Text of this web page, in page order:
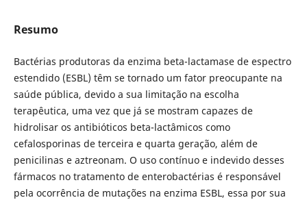
Resumo
Bactérias produtoras da enzima beta-lactamase de espectro
estendido (ESBL) têm se tornado um fator preocupante na
saúde pública, devido a sua limitação na escolha
terapêutica, uma vez que já se mostram capazes de
hidrolisar os antibióticos beta-lactâmicos como
cefalosporinas de terceira e quarta geração, além de
penicilinas e aztreonam. O uso contínuo e indevido desses
fármacos no tratamento de enterobactérias é responsável
pela ocorrência de mutações na enzima ESBL, essa por sua